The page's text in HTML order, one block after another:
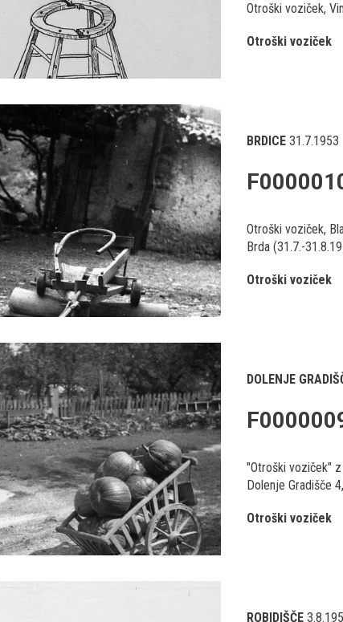
Otroški voziček,
Otroški voziček
BRDICE 31.7.1953
Otroški voziček,
Brda (31.7.-
Otroški voziček
DOLENJE
"Otroški voziček"
Dolenje Gradišče
Otroški voziček
ROBIDIŠČE